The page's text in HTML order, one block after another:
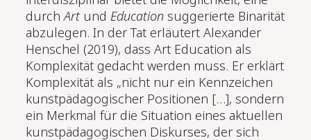
durchArtund Education suggerierte Binarität
abzulegen. In der Tat erläutert Alexander
Henschel (2019), dass Art Education als
Komplexität gedacht werden muss. Er erklärt
Komplexität als „nicht nur ein Kennzeichen
kunstpädagogischer Positionen […], sondern
ein Merkmal für die Situation eines aktuellen
kunstpädagogischen Diskurses, der sich